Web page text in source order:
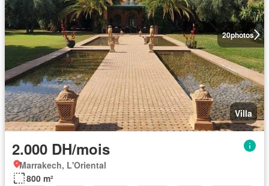
20photos
Villa
2.000 DH/mois
Marrakech, L'Oriental
800 m²